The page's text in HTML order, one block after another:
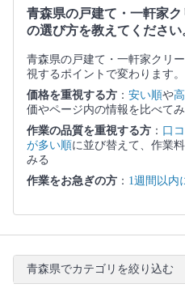
青森県の戸建て・一軒家
の選び方を教えてください
青森県の戸建て・一軒家クリ
視するポイントで変わります。
価格を重視する方 ： 安い順や
価やページ内の情報を比べて
作業の品質を重視する方 ： 口
が多い順に並び替えて、作業
みる
作業をお急ぎの方 ： 1週間以内
青森県でカテゴリを絞り込む